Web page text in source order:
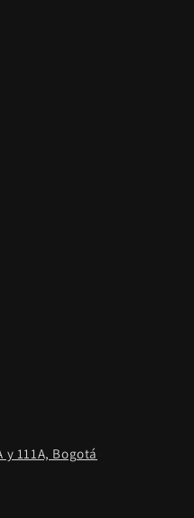
y 111A, Bogotá